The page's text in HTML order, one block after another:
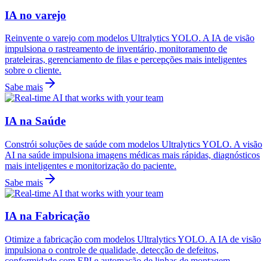
IA no varejo
Reinvente o varejo com modelos Ultralytics YOLO. A IA de visão
impulsiona o rastreamento de inventário, monitoramento de
prateleiras, gerenciamento de filas e percepções mais inteligentes
sobre o cliente.
Sabe mais
IA na Saúde
Constrói soluções de saúde com modelos Ultralytics YOLO. A visão
AI na saúde impulsiona imagens médicas mais rápidas, diagnósticos
mais inteligentes e monitorização do paciente.
Sabe mais
IA na Fabricação
Otimize a fabricação com modelos Ultralytics YOLO. A IA de visão
impulsiona o controle de qualidade, detecção de defeitos,